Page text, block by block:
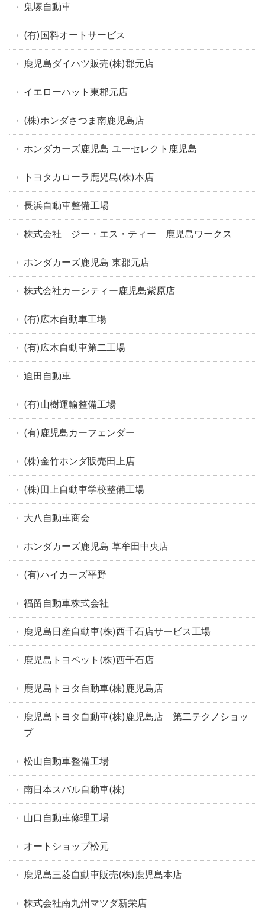
鬼塚自動車
(有)国料オートサービス
鹿児島ダイハツ販売(株)郡元店
イエローハット東郡元店
(株)ホンダさつま南鹿児島店
ホンダカーズ鹿児島 ユーセレクト鹿児島
トヨタカローラ鹿児島(株)本店
長浜自動車整備工場
株式会社 ジー・エス・ティー 鹿児島ワークス
ホンダカーズ鹿児島 東郡元店
株式会社カーシティー鹿児島紫原店
(有)広木自動車工場
(有)広木自動車第二工場
迫田自動車
(有)山樹運輸整備工場
(有)鹿児島カーフェンダー
(株)金竹ホンダ販売田上店
(株)田上自動車学校整備工場
大八自動車商会
ホンダカーズ鹿児島 草牟田中央店
(有)ハイカーズ平野
福留自動車株式会社
鹿児島日産自動車(株)西千石店サービス工場
鹿児島トヨペット(株)西千石店
鹿児島トヨタ自動車(株)鹿児島店
鹿児島トヨタ自動車(株)鹿児島店 第二テクノショッ
プ
松山自動車整備工場
南日本スバル自動車(株)
山口自動車修理工場
オートショップ松元
鹿児島三菱自動車販売(株)鹿児島本店
株式会社南九州マツダ新栄店